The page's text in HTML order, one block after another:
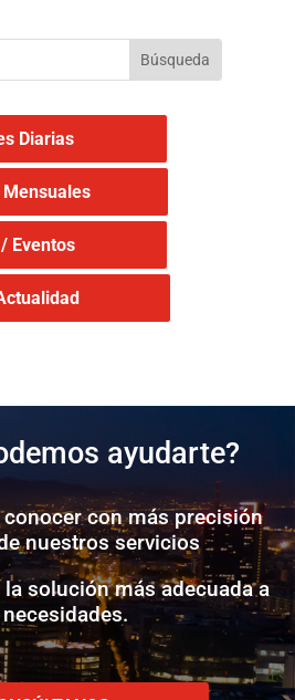
Diarias
Eventos
ayudarte?
con más precisión
nuestros servicios
solución más adecuada a